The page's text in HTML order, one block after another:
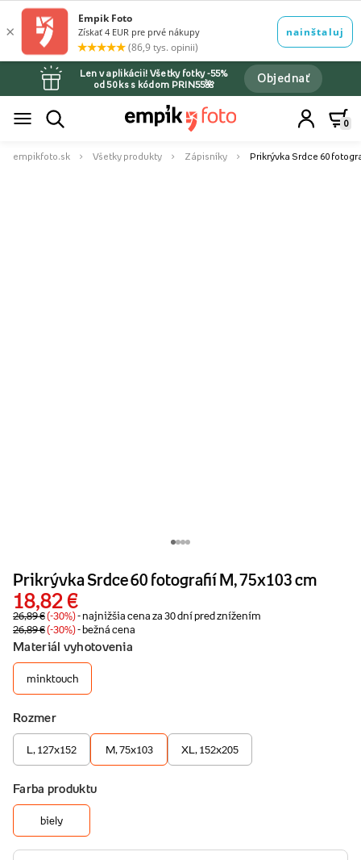
Len v aplikácii! Všetky fotky -55%
od 50 ks s kódom PRIN55🌺
Objednať
0
empikfoto.sk Všetky produkty Zápisníky Prikrývka Srdce 60